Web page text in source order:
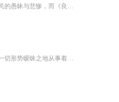
曾有人说，《良田》可与另一位女性作家赛珍珠的《大地》媲美，因为赛珍珠只写了中国农民的愚昧与悲惨，而《良田》却写了农民悲惨中的希望。喜爱雷妍的读者说南有《边城》北有《良田》。小说以林家和何家两个家族为轴心，或铺陈、或穿插、或暗示，自然、缜...
在这些故事中，顾良城是永恒的主角。面容俊朗，肤色发青的少年。在城北，在菜花田，在一切形势暧昧之地从事着游离有力的事业。他是号丧者，花圈制造者，养蜂人，汽车修理工，落魄的兽医，劳改学校的物理老师……他又永远都是他自己，高你半个头，低头对你...